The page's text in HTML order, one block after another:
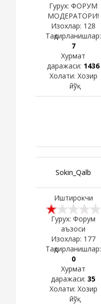
Гурух: ФОРУМ
МОДЕРАТОРИ!
Изохлар: 128
Тақдирланишлар:
7
Хурмат
даражаси: 1436
Холати: Хозир
йўқ
Sokin_Qalb
Иштирокчи
Гурух: Форум
аъзоси
Изохлар: 177
Тақдирланишлар:
0
Хурмат
даражаси: 35
Холати: Хозир
йўқ